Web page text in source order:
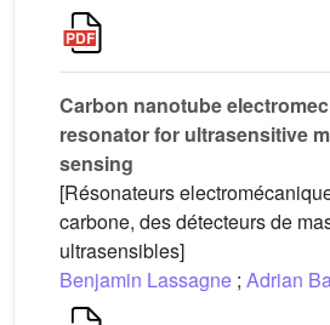
Carbon nanotube
resonator for ultrasensitive
sensing
[Résonateurs
carbone, des détecteurs de
ultrasensibles]
Benjamin Lassagne ; Adrian